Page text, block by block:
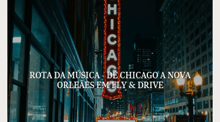
ROTA DA MÚSICA - DE CHICAGO A NOVA
ORLEÃES EM FLY & DRIVE